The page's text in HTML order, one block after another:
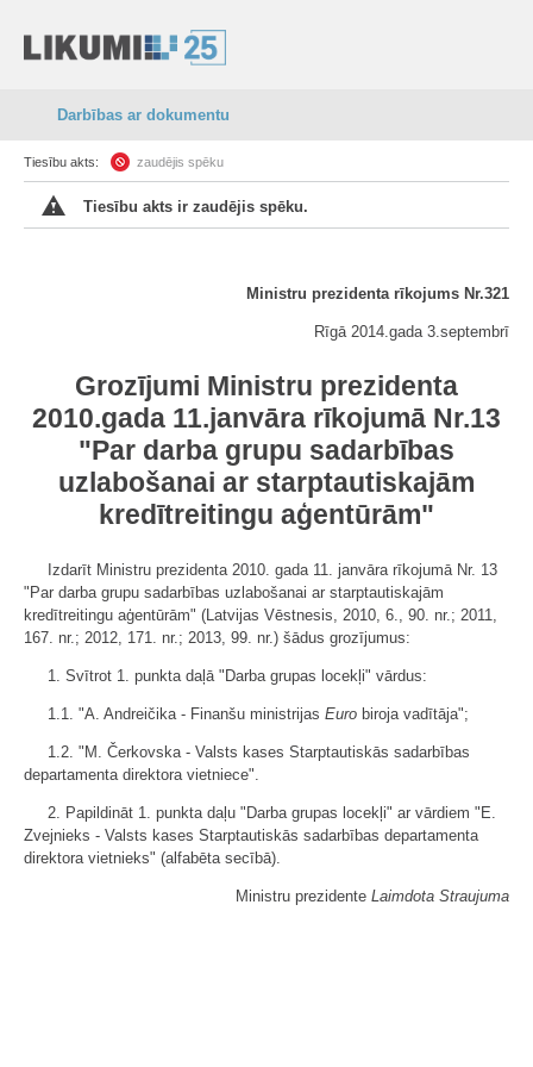
Darbības ar dokumentu
Tiesību akts: zaudējis spēku
Tiesību akts ir zaudējis spēku.
Ministru prezidenta rīkojums Nr.321
Rīgā 2014.gada 3.septembrī
Grozījumi Ministru prezidenta
2010.gada 11.janvāra rīkojumā Nr.13
"Par darba grupu sadarbības
uzlabošanai ar starptautiskajām
kredītreitingu aģentūrām"
Izdarīt Ministru prezidenta 2010. gada 11. janvāra rīkojumā Nr. 13
"Par darba grupu sadarbības uzlabošanai ar starptautiskajām
kredītreitingu aģentūrām" (Latvijas Vēstnesis, 2010, 6., 90. nr.; 2011,
167. nr.; 2012, 171. nr.; 2013, 99. nr.) šādus grozījumus:
1. Svītrot 1. punkta daļā "Darba grupas locekļi" vārdus:
1.1. "A. Andreičika - Finanšu ministrijas Euro biroja vadītāja";
1.2. "M. Čerkovska - Valsts kases Starptautiskās sadarbības
departamenta direktora vietniece".
2. Papildināt 1. punkta daļu "Darba grupas locekļi" ar vārdiem "E.
Zvejnieks - Valsts kases Starptautiskās sadarbības departamenta
direktora vietnieks" (alfabēta secībā).
Ministru prezidente Laimdota Straujuma